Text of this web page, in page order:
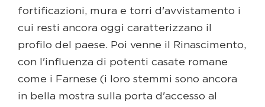
fortificazioni, mura e torri d'avvistamento i
cui resti ancora oggi caratterizzano il
profilo del paese. Poi venne il Rinascimento,
con l'influenza di potenti casate romane
come i Farnese (i loro stemmi sono ancora
in bella mostra sulla porta d'accesso al